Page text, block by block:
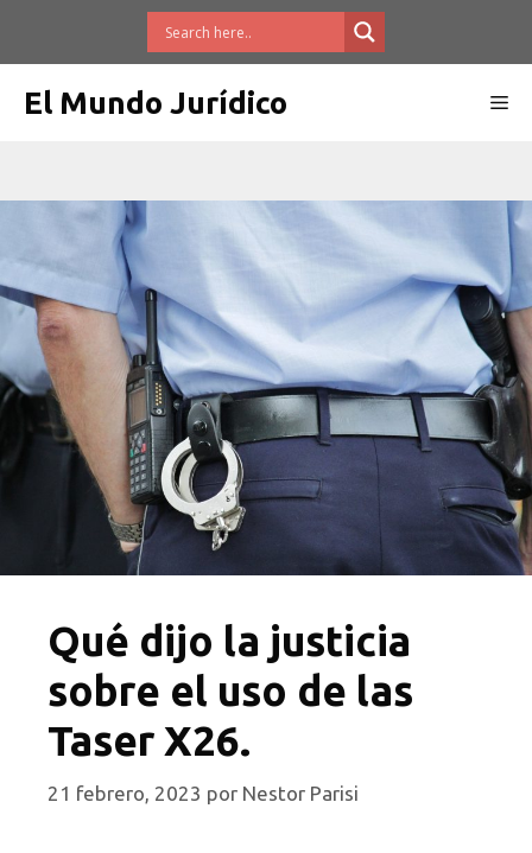
El Mundo Jurídico
Qué dijo la justicia
sobre el uso de las
Taser X26.
21 febrero, 2023 por Nestor Parisi